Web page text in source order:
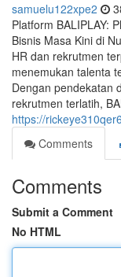
samuelu122xpe2
Platform BALIPLAY:
Bisnis Masa Kini di
HR dan rekrutmen
menemukan talenta
Dengan pendekatan
rekrutmen terlatih,
https://
Comments
Comments
Submit a Comment
No HTML